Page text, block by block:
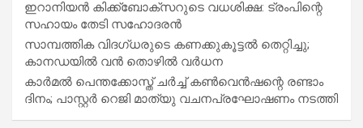
ഇറാനിയൻ കിക്ക്ബോക്സറുടെ വധശിക്ഷ: ട്രംപിന്റെ
സഹായം തേടി സഹോദരൻ
സാമ്പത്തിക വിദഗ്ധരുടെ കണക്കുകൂട്ടൽ തെറ്റിച്ചു;
കാനഡയിൽ വൻ തൊഴിൽ വർധന
കാർമൽ പെന്തക്കോസ്ത് ചർച്ച് കൺവെൻഷന്റെ രണ്ടാം
ദിനം; പാസ്റ്റർ റെജി മാത്യു വചനപ്രഘോഷണം നടത്തി